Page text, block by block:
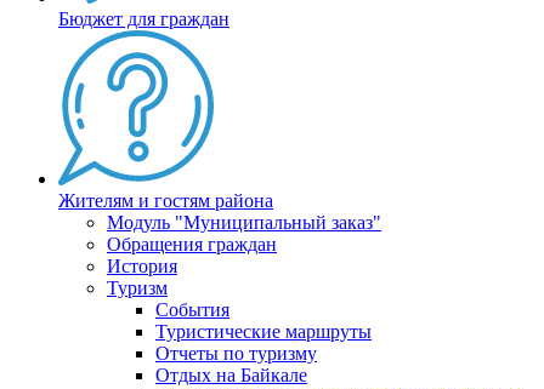
Бюджет для граждан
Жителям и гостям района
Модуль "Муниципальный заказ"
Обращения граждан
История
Туризм
События
Туристические маршруты
Отчеты по туризму
Отдых на Байкале